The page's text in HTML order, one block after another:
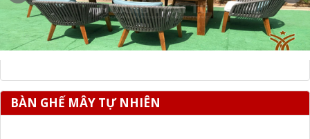
BÀN GHẾ MÂY TỰ NHIÊN